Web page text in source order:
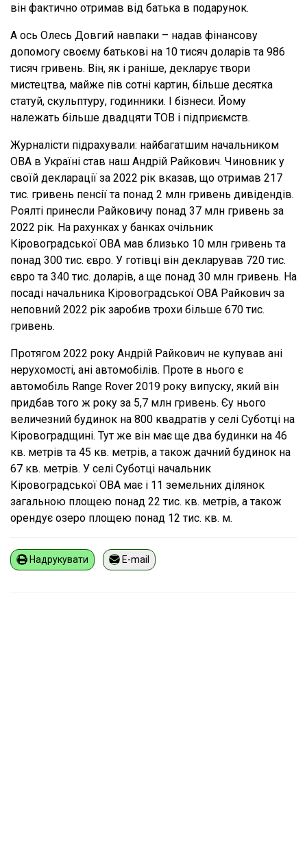
він фактично отримав від батька в подарунок.
А ось Олесь Довгий навпаки – надав фінансову
допомогу своєму батькові на 10 тисяч доларів та 986
тисяч гривень. Він, як і раніше, декларує твори
мистецтва, майже пів сотні картин, більше десятка
статуй, скульптуру, годинники. І бізнеси. Йому
належать більше двадцяти ТОВ і підприємств.
Журналісти підрахували: найбагатшим начальником
ОВА в Україні став наш Андрій Райкович. Чиновник у
своїй декларації за 2022 рік вказав, що отримав 217
тис. гривень пенсії та понад 2 млн гривень дивідендів.
Роялті принесли Райковичу понад 37 млн гривень за
2022 рік. На рахунках у банках очільник
Кіровоградської ОВА мав близько 10 млн гривень та
понад 300 тис. євро. У готівці він декларував 720 тис.
євро та 340 тис. доларів, а ще понад 30 млн гривень. На
посаді начальника Кіровоградської ОВА Райкович за
неповний 2022 рік заробив трохи більше 670 тис.
гривень.
Протягом 2022 року Андрій Райкович не купував ані
нерухомості, ані автомобілів. Проте в нього є
автомобіль Range Rover 2019 року випуску, який він
придбав того ж року за 5,7 млн гривень. Єу нього
величезний будинок на 800 квадратів у селі Суботці на
Кіровоградщині. Тут же він має ще два будинки на 46
кв. метрів та 45 кв. метрів, а також дачний будинок на
67 кв. метрів. У селі Суботці начальник
Кіровоградської ОВА має і 11 земельних ділянок
загальною площею понад 22 тис. кв. метрів, а також
орендує озеро площею понад 12 тис. кв. м.
Надрукувати E-mail